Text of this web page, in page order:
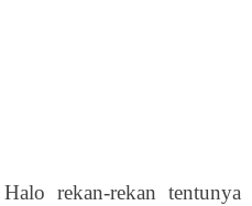
Halo rekan-rekan tentunya